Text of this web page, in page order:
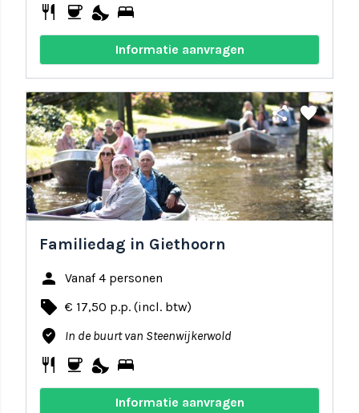
restaurant coffee nights_stay bed
Informatie aanvragen
share favorite
Familiedag in Giethoorn
person Vanaf 4 personen
local_offer € 17,50 p.p. (incl. btw)
where_to_vote In de buurt van Steenwijkerwold
restaurant coffee nights_stay bed
Informatie aanvragen